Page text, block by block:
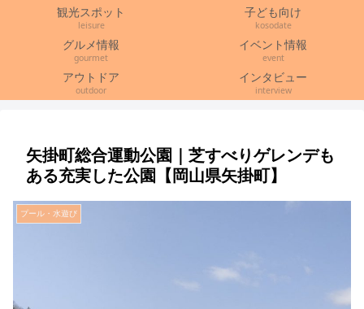
観光スポット
leisure
子ども向け
kosodate
グルメ情報
gourmet
イベント情報
event
アウトドア
outdoor
インタビュー
interview
矢掛町総合運動公園｜芝すべりゲレンデも
ある充実した公園【岡山県矢掛町】
プール・水遊び